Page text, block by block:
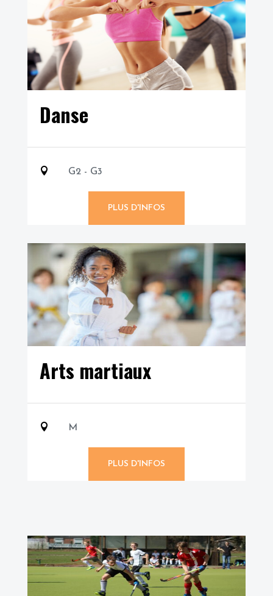
Danse
 G2 - G3
PLUS D'INFOS
Arts martiaux
 M
PLUS D'INFOS